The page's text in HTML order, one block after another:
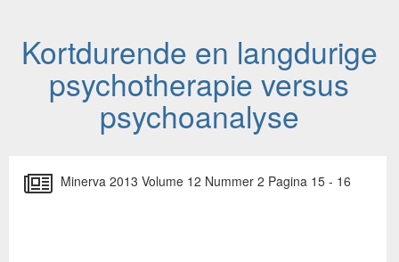
Kortdurende en langdurige
psychotherapie versus
psychoanalyse
Minerva 2013 Volume 12 Nummer 2 Pagina 15 - 16